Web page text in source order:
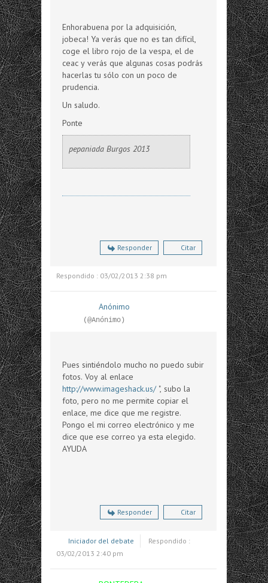
Enhorabuena por la adquisición,
jobeca! Ya verás que no es tan difícil,
coge el libro rojo de la vespa, el de
ceac y verás que algunas cosas podrás
hacerlas tu sólo con un poco de
prudencia.
Un saludo.
Ponte
pepaniada Burgos 2013
Responder Citar
Respondido : 03/02/2013 2:38 pm
Anónimo
(@Anónimo)
Pues sintiéndolo mucho no puedo subir
fotos. Voy al enlace
http://www.imageshack.us/ ", subo la
foto, pero no me permite copiar el
enlace, me dice que me registre.
Pongo el mi correo electrónico y me
dice que ese correo ya esta elegido.
AYUDA
Responder Citar
Iniciador del debate
03/02/2013 2:40 pm